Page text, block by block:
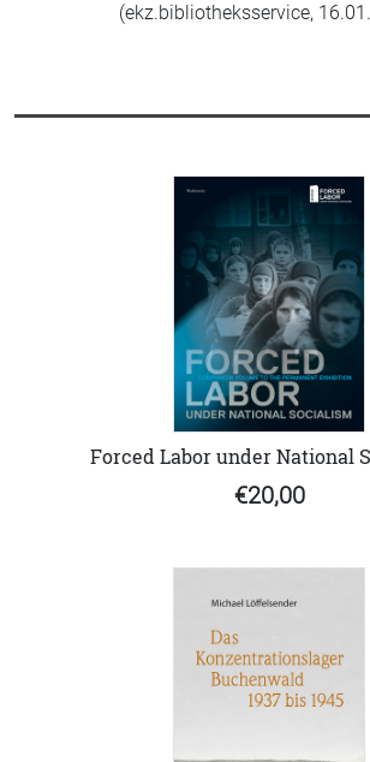
(ekz.bibliotheksservice,
Forced Labor under National
€20,00